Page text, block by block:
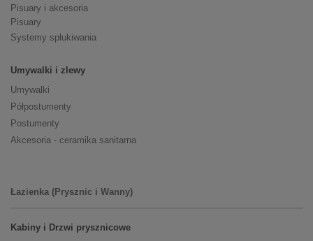
Pisuary i akcesoria
Pisuary
Systemy spłukiwania
Umywalki i zlewy
Umywalki
Półpostumenty
Postumenty
Akcesoria - ceramika sanitarna
Łazienka (Prysznic i Wanny)
Kabiny i Drzwi prysznicowe